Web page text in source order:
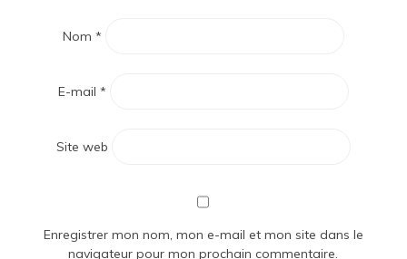
Nom *
E-mail *
Site web
Enregistrer mon nom, mon e-mail et mon site dans le
navigateur pour mon prochain commentaire.